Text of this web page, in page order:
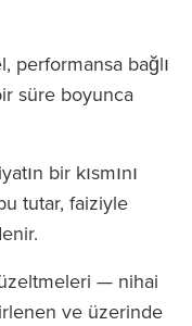
performansa bağlı
süre boyunca
bir kısmını
tutar, faiziyle
— nihai
ve üzerinde